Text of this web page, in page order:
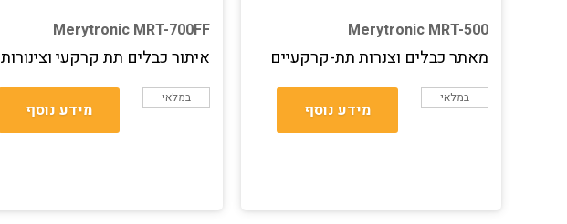
Merytronic MRT-500
מאתר כבלים וצנרות תת-קרקעיים
במלאי
מידע נוסף
Merytronic MRT-700FF
איתור כבלים תת קרקעי וצינורות
במלאי
מידע נוסף